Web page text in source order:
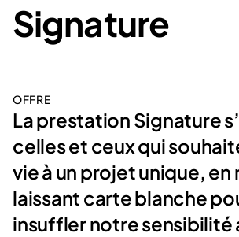
Signature
OFFRE
La prestation Signature
celles et ceux qui
vie à un projet unique, en
laissant carte blanche
insuffler notre sensibilité